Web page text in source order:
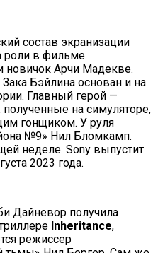
состав экранизации
роли в фильме
новичок Арчи Мадекве.
Бэйлина основан и на
Главный герой —
на симуляторе,
гонщиком. У руля
№9» Нил Бломкамп.
неделе. Sony выпустит
2023 года.
Дайневор получила
Inheritance,
режиссер